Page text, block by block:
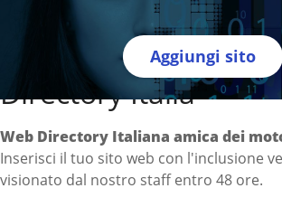
Aggiungi sito
Directory Italia
Web Directory Italiana amica dei
Inserisci il tuo sito web con l'inclusione
visionato dal nostro staff entro 48 ore.